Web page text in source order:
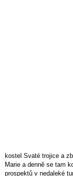
kostel Svaté trojice a
Marie a denně se tam
prospektů v nedaleké